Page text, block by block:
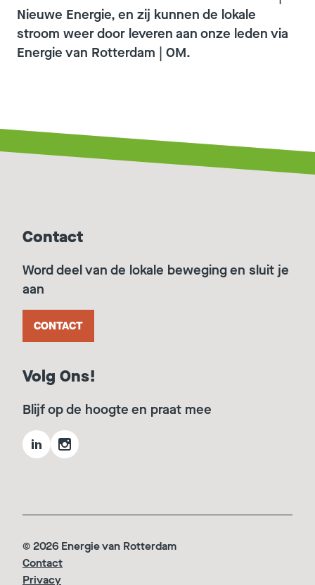
Nieuwe Energie, en zij kunnen de lokale
stroom weer door leveren aan onze leden via
Energie van Rotterdam | OM.
Contact
Word deel van de lokale beweging en sluit je
aan
CONTACT
Volg Ons!
Blijf op de hoogte en praat mee
© 2026 Energie van Rotterdam
Contact
Privacy